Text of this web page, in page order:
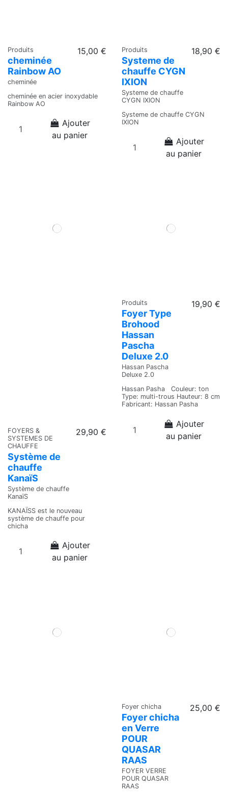
Produits
cheminée
Rainbow AO
cheminée
15,00 €
cheminée en acier inoxydable
Rainbow AO
Ajouter
au panier
Produits
Systeme de
chauffe CYGN
IXION
Systeme de chauffe
CYGN IXION
18,90 €
Systeme de chauffe CYGN
IXION
Ajouter
au panier
FOYERS &
SYSTEMES DE
CHAUFFE
Système de
chauffe
KanaïS
Système de chauffe
KanaïS
29,90 €
KANAÏSS est le nouveau
système de chauffe pour
chicha
Ajouter
au panier
Produits
Foyer Type
Brohood
Hassan
Pascha
Deluxe 2.0
Hassan Pascha
Deluxe 2.0
19,90 €
Hassan Pasha Couleur: ton
Type: multi-trous Hauteur: 8 cm
Fabricant: Hassan Pasha
Ajouter
au panier
Foyer chicha
Foyer chicha
en Verre
POUR
QUASAR
RAAS
FOYER VERRE
POUR QUASAR
RAAS
25,00 €